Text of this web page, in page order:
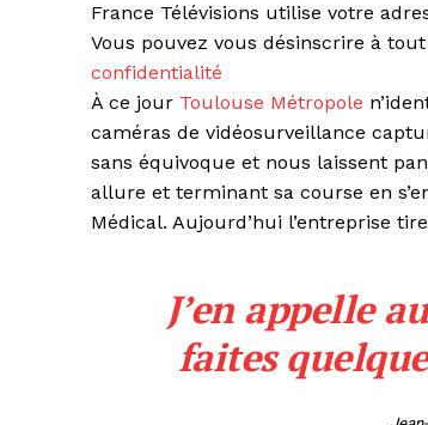
France Télévisions utilise votre
Vous pouvez vous désinscrire à
confidentialité
À ce jour Toulouse Métropole
caméras de vidéosurveillance
sans équivoque et nous laissent
allure et terminant sa course en
Médical. Aujourd’hui l’entreprise
J’en appelle
faites